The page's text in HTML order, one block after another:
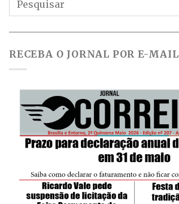
RECEBA O JORNAL POR E-MAIL